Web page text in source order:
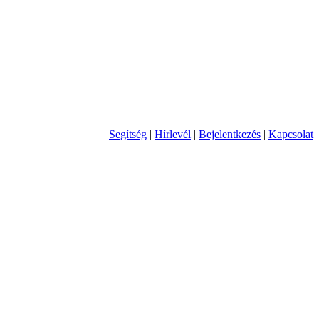
Segítség | Hírlevél | Bejelentkezés | Kapcsolat